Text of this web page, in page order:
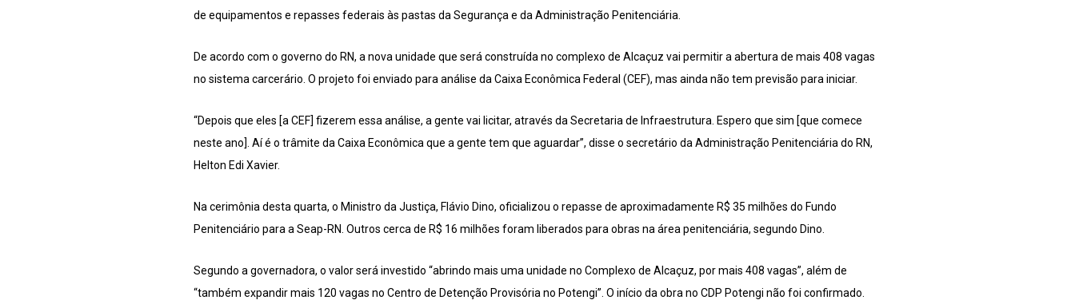
de equipamentos e repasses federais às pastas da Segurança e da Administração Penitenciária.
De acordo com o governo do RN, a nova unidade que será construída no complexo de Alcaçuz vai permitir a abertura de mais 408 vagas
no sistema carcerário. O projeto foi enviado para análise da Caixa Econômica Federal (CEF), mas ainda não tem previsão para iniciar.
“Depois que eles [a CEF] fizerem essa análise, a gente vai licitar, através da Secretaria de Infraestrutura. Espero que sim [que comece
neste ano]. Aí é o trâmite da Caixa Econômica que a gente tem que aguardar”, disse o secretário da Administração Penitenciária do RN,
Helton Edi Xavier.
Na cerimônia desta quarta, o Ministro da Justiça, Flávio Dino, oficializou o repasse de aproximadamente R$ 35 milhões do Fundo
Penitenciário para a Seap-RN. Outros cerca de R$ 16 milhões foram liberados para obras na área penitenciária, segundo Dino.
Segundo a governadora, o valor será investido “abrindo mais uma unidade no Complexo de Alcaçuz, por mais 408 vagas”, além de
“também expandir mais 120 vagas no Centro de Detenção Provisória no Potengi”. O início da obra no CDP Potengi não foi confirmado.